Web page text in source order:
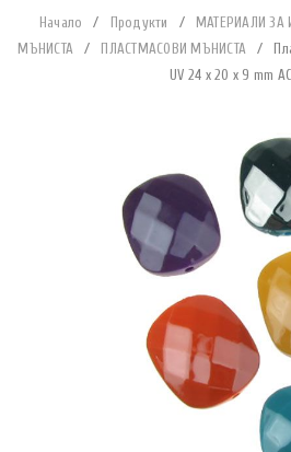
Начало / Продукти / МАТЕРИАЛИ ЗА
МЪНИСТА
/ ПЛАСТМАСОВИ МЪНИСТА /
UV 24 x 20 x 9 mm